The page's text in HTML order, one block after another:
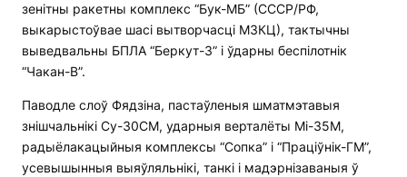
зенітны ракетны комплекс “Бук-МБ” (СССР/РФ,
выкарыстоўвае шасі вытворчасці МЗКЦ), тактычны
выведвальны БПЛА “Беркут-3” і ўдарны беспілотнік
“Чакан-В”.
Паводле слоў Фядзіна, пастаўленыя шматмэтавыя
знішчальнікі Су-30СМ, ударныя верталёты Мі-35М,
радыёлакацыйныя комплексы “Сопка” і “Праціўнік-ГМ”,
усевышынныя выяўляльнікі, танкі і мадэрнізаваныя ў